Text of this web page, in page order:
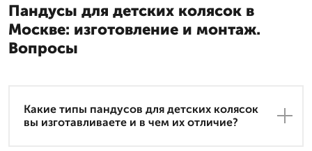
Пандусы для детских колясок в
Москве: изготовление и монтаж.
Вопросы
Какие типы пандусов для детских колясок
вы изготавливаете и в чем их отличие?